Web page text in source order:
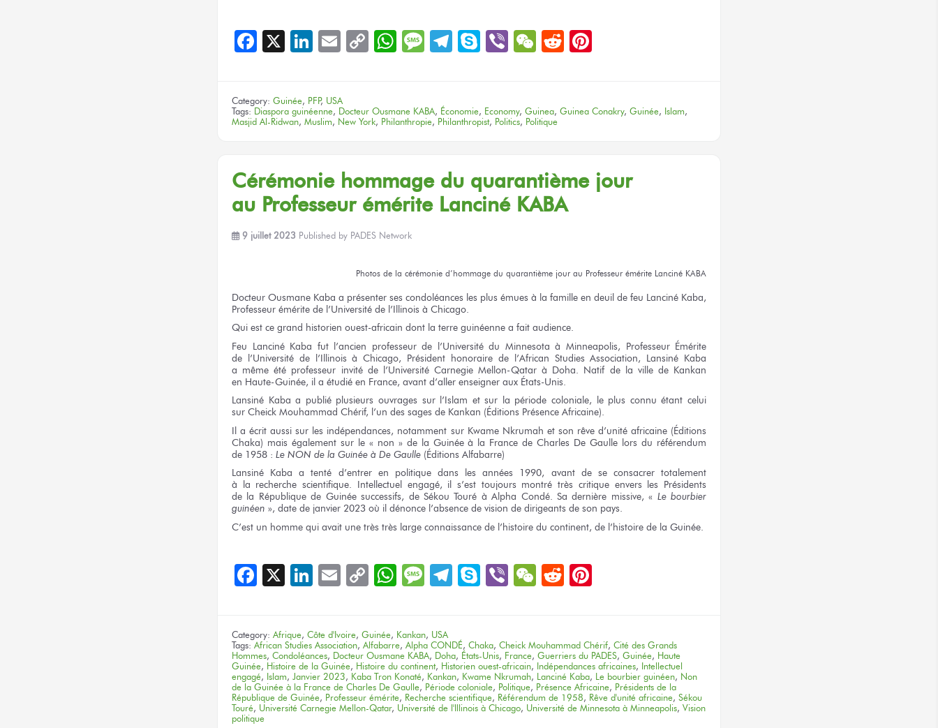
Facebook
X LinkedIn
EmailCopyWhatsApp
Message
Telegram
SkypeViberWeChat
Reddit
Category: Guinée, PFP, USA
Tags: Diaspora guinéenne, Docteur Ousmane KABA, Économie, Economy, Guinea, Guinea Conakry, Guinée, Islam,
Masjid Al-Ridwan, Muslim, New York, Philanthropie, Philanthropist, Politics, Politique
Cérémonie hommage du quarantièmejour
au Professeurémérite Lanciné KABA
9 juillet 2023 Published by PADES Network
Photos de la cérémonie d’hommage du quarantième jour au Professeur émérite Lanciné KABA
Docteur Ousmane Kaba a présenter ses condoléances les plus émues à la famille en deuil de feu Lanciné Kaba,
Professeur émérite de l’Université de l’Illinois à Chicago.
Qui est ce grand historien ouest-africain dont la terre guinéenne a fait audience.
Feu Lanciné Kaba fut l’ancien professeurde l’Université du Minnesota à Minneapolis, Professeur Émérite
de l’Université de l’Illinois à Chicago, Président honoraire de l’African Studies Association, Lansiné Kaba
a même été professeur invité de l’UniversitéCarnegie Mellon-Qatarà Doha. Natif de la ville de Kankan
en Haute-Guinée, il a étudié en France, avant d’aller enseigner aux États-Unis.
Lansiné Kaba a publiéplusieurs ouvrages sur l’Islam et sur la période coloniale, le plus connu étant celui
sur Cheick Mouhammad Chérif, l’un des sages de Kankan (Éditions Présence Africaine).
Il a écrit aussisur les indépendances, notamment sur KwameNkrumah et son rêved’unité africaine (Éditions
Chaka) mais également sur le « non » de la Guinée à la France de Charles De Gaulle lors du référendum
de 1958 : Le NON de la Guinée à De Gaulle (Éditions Alfabarre)
Lansiné Kaba a tenté d’entrer en politiquedans les années 1990, avant de se consacrertotalement
à la recherche scientifique. Intellectuel engagé, il s’est toujours montrétrès critiqueenvers les Présidents
de la République de Guinéesuccessifs, de Sékou Touré à Alpha Condé. Sa dernière missive,« Le bourbier
guinéen », date de janvier 2023 où il dénonce l’absence de vision de dirigeants de son pays.
C’est un homme qui avait une très très large connaissance de l’histoire du continent, de l’histoire de la Guinée.
Facebook
X LinkedIn
EmailCopyWhatsApp
Message
Telegram
SkypeViberWeChat
Reddit
Category: Afrique, Côte d'Ivoire, Guinée, Kankan, USA
Tags: African Studies Association, Alfabarre, Alpha CONDÉ, Chaka, Cheick Mouhammad Chérif, Cité des Grands
Hommes, Condoléances, Docteur Ousmane KABA, Doha, États-Unis, France, Guerriers du PADES, Guinée, Haute
Guinée, Histoire de la Guinée, Histoire du continent, Historien ouest-africain, Indépendances africaines, Intellectuel
engagé, Islam, Janvier 2023, Kaba Tron Konaté, Kankan, Kwame Nkrumah, Lanciné Kaba, Le bourbier guinéen, Non
de la Guinée à la France de Charles De Gaulle, Période coloniale, Politique, Présence Africaine, Présidents de la
République de Guinée, Professeur émérite, Recherche scientifique, Référendum de 1958, Rêve d'unité africaine, Sékou
Touré, Université Carnegie Mellon-Qatar, Université de l'Illinois à Chicago, Université de Minnesota à Minneapolis, Vision
politique